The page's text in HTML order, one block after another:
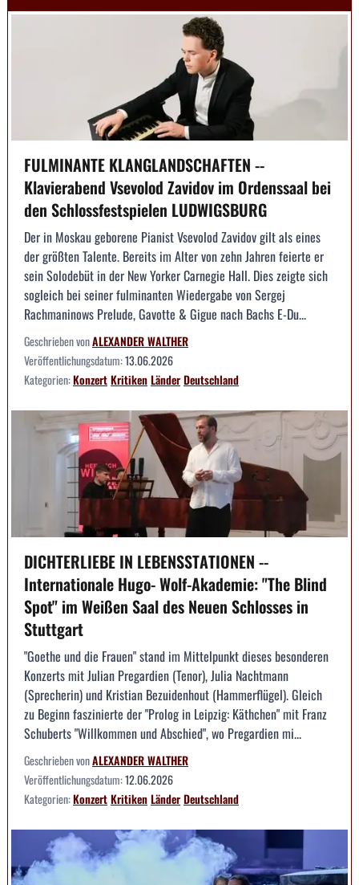
FULMINANTE KLANGLANDSCHAFTEN --
Klavierabend Vsevolod Zavidov im Ordenssaal bei
den Schlossfestspielen LUDWIGSBURG
Der in Moskau geborene Pianist Vsevolod Zavidov gilt als eines
der größten Talente. Bereits im Alter von zehn Jahren feierte er
sein Solodebüt in der New Yorker Carnegie Hall. Dies zeigte sich
sogleich bei seiner fulminanten Wiedergabe von Sergej
Rachmaninows Prelude, Gavotte & Gigue nach Bachs E-Du...
Geschrieben vonALEXANDER WALTHER
Veröffentlichungsdatum:13.06.2026
Kategorien:KonzertKritikenLänderDeutschland
DICHTERLIEBE IN LEBENSSTATIONEN --
Internationale Hugo- Wolf-Akademie: "The Blind
Spot" im Weißen Saal des Neuen Schlosses in
Stuttgart
"Goethe und die Frauen" stand im Mittelpunkt dieses besonderen
Konzerts mit Julian Pregardien (Tenor), Julia Nachtmann
(Sprecherin) und Kristian Bezuidenhout (Hammerflügel). Gleich
zu Beginn faszinierte der "Prolog in Leipzig: Käthchen" mit Franz
Schuberts "Willkommen und Abschied", wo Pregardien mi...
Geschrieben vonALEXANDER WALTHER
Veröffentlichungsdatum:12.06.2026
Kategorien:KonzertKritikenLänderDeutschland